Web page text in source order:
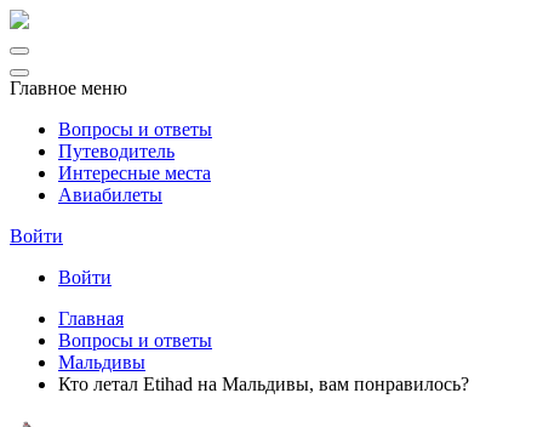
Главное меню
Вопросы и ответы
Путеводитель
Интересные места
Авиабилеты
Войти
Войти
Главная
Вопросы и ответы
Мальдивы
Кто летал Etihad на Мальдивы, вам понравилось?